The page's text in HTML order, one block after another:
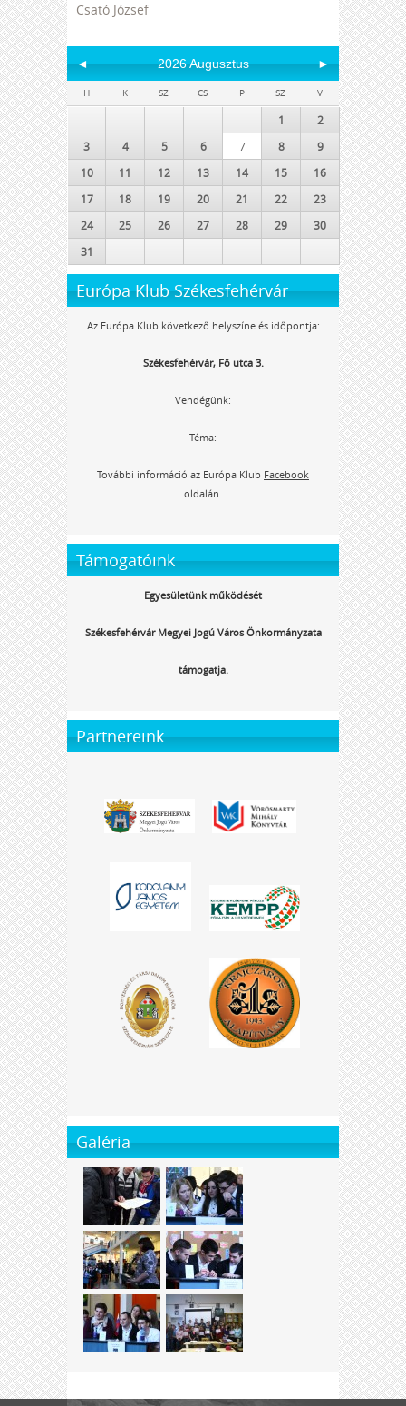
Csató József
◄ 2026 Augusztus ►
H K SZ CS P SZ V
1
2
3
4 5 6 7 8
9
10
11 12 13 14 15
16
17
18 19 20 21 22
23
24
25 26 27 28 29
30
31
Európa Klub Székesfehérvár
Az Európa Klub következő helyszíne és időpontja:
Székesfehérvár, Fő utca 3.
Vendégünk:
Téma:
További információ az Európa Klub Facebook
oldalán.
Támogatóink
Egyesületünk működését
Székesfehérvár Megyei Jogú Város Önkormányzata
támogatja.
Partnereink
Galéria